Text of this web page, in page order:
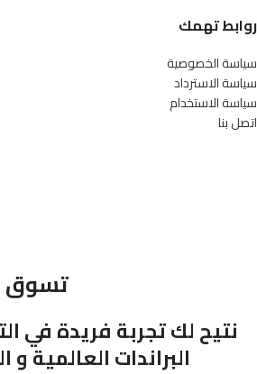
روابط تهمك
سياسة الخصوصية
سياسة الاسترداد
سياسة الاستخدام
اتصل بنا
تسوق
نتيح لك تجربة فريدة في
البراندات العالمية